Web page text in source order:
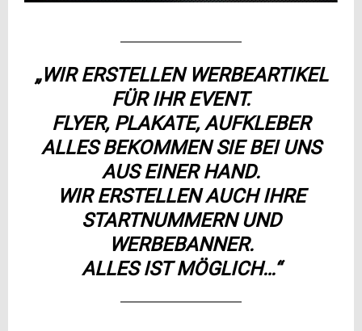
„WIR ERSTELLEN WERBEARTIKEL
FÜR IHR EVENT.
FLYER, PLAKATE, AUFKLEBER
ALLES BEKOMMEN SIE BEI UNS
AUS EINER HAND.
WIR ERSTELLEN AUCH IHRE
STARTNUMMERN UND
WERBEBANNER.
ALLES IST MÖGLICH…“